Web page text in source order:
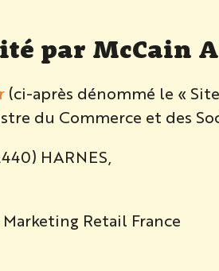
par McCain
(ci-après dénommé le «
du Commerce et des
HARNES,
Retail France